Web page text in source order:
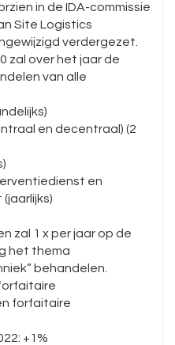
in de IDA-commissie
Site Logistics
verdergezet.
zal over het jaar de
van alle
en decentraal) (2
en
zal 1 x per jaar op de
het thema
behandelen.
forfaitaire
+1%